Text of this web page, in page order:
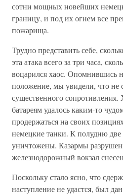
сотни мощных новейших
границу, и под их огнем все
пожарища.
Трудно представить себе,
эта атака всего за три часа,
воцарился хаос. Опомнившись
положение, мы увидели, что не
существенного сопротивления.
батареям удалось каким-то
продержаться на своих
немецкие танки. К полудню
уничтожены. Казармы
железнодорожный вокзал
Поскольку стало ясно, что
наступление не удастся, был